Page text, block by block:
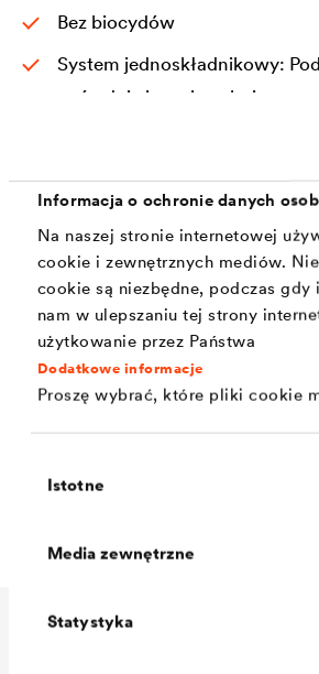
Informacja o ochronie danych
Na naszej stronie internetowej
cookie i zewnętrznych mediów.
cookie są niezbędne, podczas gdy
nam w ulepszaniu tej strony
użytkowanie przez Państwa
Dodatkowe informacje
Proszę wybrać, które pliki cookie
zgody
Istotne
Media zewnętrzne
Statystyka
Bez biocydów
System jednoskładnikowy:
pośrednia i nawierzchniowa
Spray w kolorze Lightcare do
pomieszczeń
Niewymiarowo stabilne i
wymiarowo stabilne
Lepkość: ok. 11 sekund w
(zgodnie z DIN EN ISO 2431)
Dalsze informacje na temat
sekund ISO 4 mm kubek
2431) / ok. 5 mPas przy 450 s-